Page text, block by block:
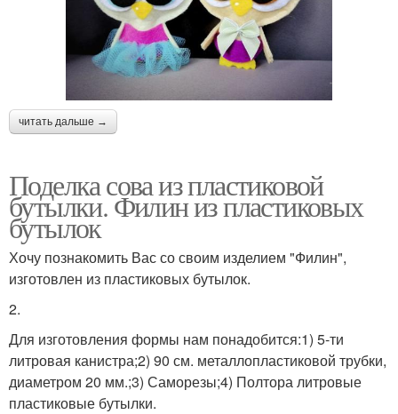
читать дальше →
Поделка сова из пластиковой
бутылки. Филин из пластиковых
бутылок
Хочу познакомить Вас со своим изделием "Филин",
изготовлен из пластиковых бутылок.
2.
Для изготовления формы нам понадобится:1) 5-ти
литровая канистра;2) 90 см. металлопластиковой трубки,
диаметром 20 мм.;3) Саморезы;4) Полтора литровые
пластиковые бутылки.